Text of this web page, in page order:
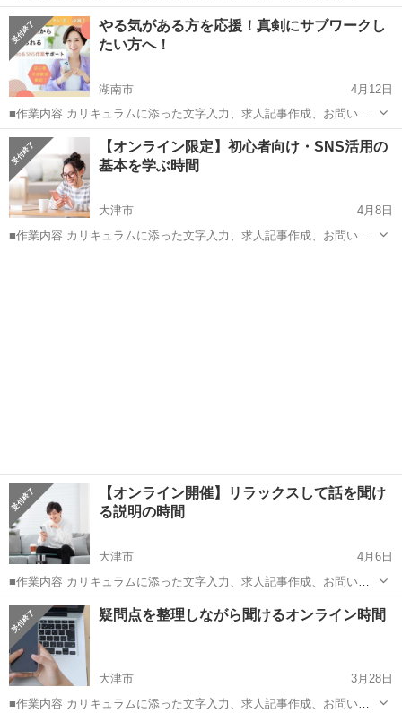
いただきます。 ○活動時間はご自身の出来る時間帯で大丈夫です。 長
期的にお付き合いできる方で、業 務 連 絡をコマメにとれる方を希
望。 ...
滋賀 彦根市 キャンペーン オンライン
やる気がある方を応援！真剣にサブワークし
たい方へ！
湖南市
4月12日
■作業内容 カリキュラムに添った文字入力、求人記事作成、お問い合
わせのメッセージやり取り、SNSの運営など。 ・初心者の方でも安心
してお 仕 事していただけます ・作業量に比例して報 酬 U P！が見込
めます☆ ...
滋賀 湖南市 キャンペーン
【オンライン限定】初心者向け・SNS活用の
基本を学ぶ時間
大津市
4月8日
■作業内容 カリキュラムに添った文字入力、求人記事作成、お問い合
【オンライン開催】リラックスして話を聞け
る説明の時間
大津市
4月6日
■作業内容 カリキュラムに添った文字入力、求人記事作成、お問い合
わせのメッセージやり取り、SNSの運営など。 ・初心者の方でも安心
してお 仕 事していただけます ・作業量に比例して報 酬 U P！が見込
めます☆ ...
滋賀 大津市 キャンペーン
疑問点を整理しながら聞けるオンライン時間
大津市
3月28日
■作業内容 カリキュラムに添った文字入力、求人記事作成、お問い合